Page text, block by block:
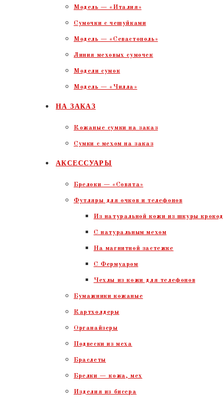
Модель — «Италия»
Сумочки с чешуйками
Модель — «Севастополь»
Линия меховых сумочек
Модели сумок
Модель — «Чилла»
НА ЗАКАЗ
Кожаные сумки на заказ
Сумки с мехом на заказ
АКСЕССУАРЫ
Брелоки — «Совята»
Футляры для очков и телефонов
Из натуральной кожи из шкуры
С натуральным мехом
На магнитной застежке
С Фермуаром
Чехлы из кожи для телефонов
Бумажники кожаные
Картхолдеры
Органайзеры
Подвески из меха
Браслеты
Брелки — кожа, мех
Изделия из бисера